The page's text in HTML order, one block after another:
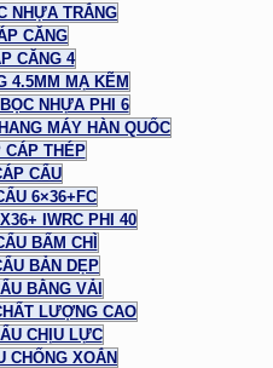
NHỰA TRẮNG
CĂNG
CĂNG 4
4.5MM MẠ KẼM
NHỰA PHI 6
MÁY HÀN QUỐC
CÁP THÉP
CẨU
6×36+FC
IWRC PHI 40
BẤM CHÌ
BẢN DẸP
BẰNG VẢI
LƯỢNG CAO
CHỊU LỰC
CHỐNG XOẮN